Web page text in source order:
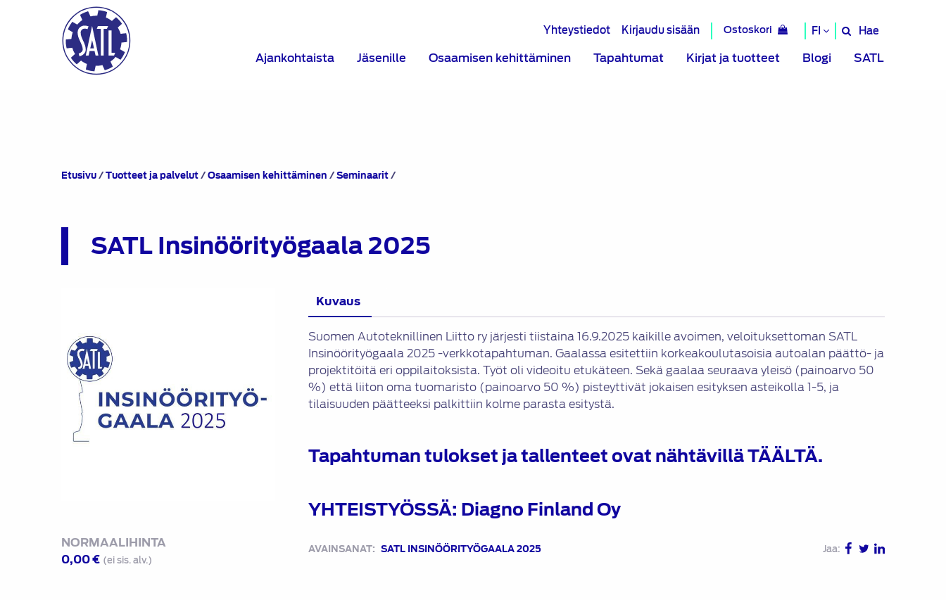
Yhteystiedot Kirjaudu sisään Ostoskori FI
Hae
Hae
Ajankohtaista Jäsenille Osaamisen kehittäminen Tapahtumat Kirjat ja tuotteet Blogi SATL
Etusivu/Tuotteet ja palvelut/Osaamisen kehittäminen /Seminaarit/
SATL Insinöörityögaala 2025
NORMAALIHINTA
0,00€ (ei sis. alv.)
Kuvaus
Suomen Autoteknillinen Liitto ry järjesti tiistaina 16.9.2025 kaikille avoimen, veloituksettoman SATL
Insinöörityögaala 2025 -verkkotapahtuman. Gaalassa esitettiin korkeakoulutasoisia autoalan päättö- ja
projektitöitä eri oppilaitoksista. Työt oli videoitu etukäteen. Sekä gaalaa seuraava yleisö (painoarvo 50
%) että liiton oma tuomaristo (painoarvo 50 %) pisteyttivät jokaisen esityksen asteikolla 1-5, ja
tilaisuuden päätteeksi palkittiin kolme parasta esitystä.
Tapahtuman tulokset ja tallenteet ovat nähtävilläTÄÄLTÄ.
YHTEISTYÖSSÄ: Diagno Finland Oy
AVAINSANAT: SATL INSINÖÖRITYÖGAALA 2025 Jaa: